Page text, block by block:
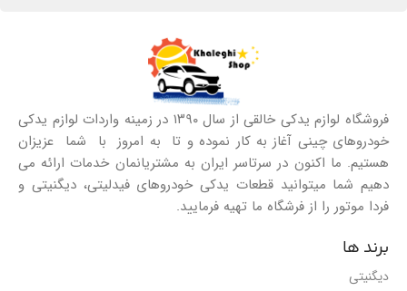
فروشگاه لوازم یدکی خالقی از سال ۱۳۹۰ در زمینه واردات لوازم یدکی
خودروهای چینی آغاز به کار نموده و تا به امروز با شما عزیزان
هستیم. ما اکنون در سرتاسر ایران به مشتریانمان خدمات ارائه می
دهیم شما میتوانید قطعات یدکی خودروهای فیدلیتی، دیگنیتی و
فردا موتور را از فرشگاه ما تهیه فرمایید.
برند ها
دیگنیتی